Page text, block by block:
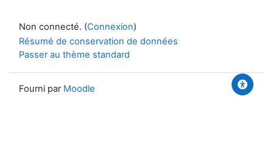
Non connecté. (Connexion)
Résumé de conservation de données
Passer au thème standard
Fourni par Moodle